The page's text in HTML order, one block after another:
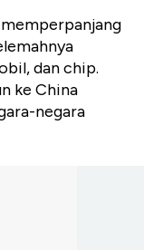
memperpanjang
dan chip.
ke China
negara